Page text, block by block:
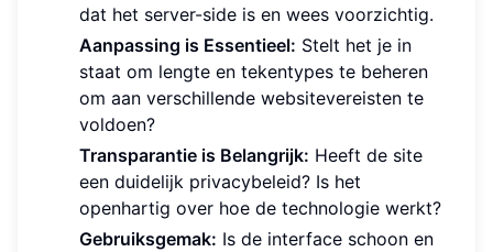
dat het server-side is en wees voorzichtig.
Aanpassing is Essentieel: Stelt het je in
staat om lengte en tekentypes te beheren
om aan verschillende websitevereisten te
voldoen?
Transparantie is Belangrijk: Heeft de site
een duidelijk privacybeleid? Is het
openhartig over hoe de technologie werkt?
Gebruiksgemak: Is de interface schoon en